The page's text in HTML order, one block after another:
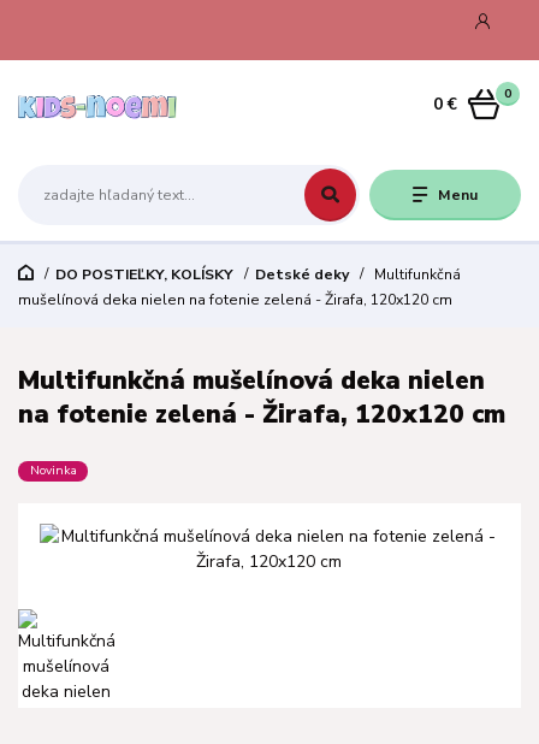
Menu
0
0 €
DO POSTIEĽKY, KOLÍSKY Detské deky
Multifunkčná
mušelínová deka nielen na fotenie zelená - Žirafa, 120x120 cm
Multifunkčná mušelínová deka nielen
na fotenie zelená - Žirafa, 120x120 cm
Novinka